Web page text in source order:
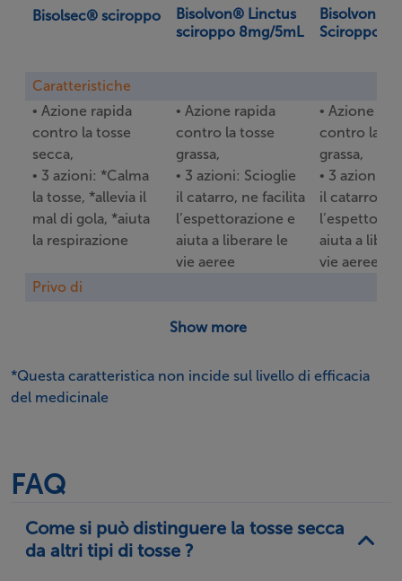
Bisolsec® sciroppo
Bisolvon® Linctus
sciroppo 8mg/5mL
Bisolvon®
Sciroppo
Caratteristiche
• Azione rapida
contro la tosse
secca,
• 3 azioni: *Calma
la tosse, *allevia il
mal di gola, *aiuta
la respirazione
• Azione rapida
contro la tosse
grassa,
• 3 azioni: Scioglie
il catarro, ne facilita
l’espettorazione e
aiuta a liberare le
vie aeree
• Azione
contro la
grassa,
• 3 azioni:
il catarro,
aiuta a
vie aeree
Privo di
guscio, parabeni,
essenzialmente
lattosio,
senza sodio
guscio*
Adulti e
adolescenti: dai 15
volte al giorno,
Bambini: dai 6 ai 15
giorno,
Bambini: dai 6 ai 12
2,5-5 ml 3
Show more
*Questa caratteristica non incide sul livello di efficacia
del medicinale
FAQ
Come si può distinguere la tosse secca
da altri tipi di tosse ?